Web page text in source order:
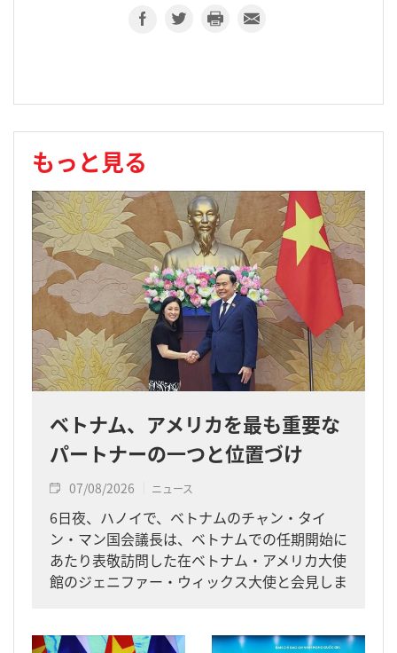
もっと見る
ベトナム、アメリカを最も重要な
パートナーの一つと位置づけ
07/08/2026 ニュース
6日夜、ハノイで、ベトナムのチャン・タイ
ン・マン国会議長は、ベトナムでの任期開始に
あたり表敬訪問した在ベトナム・アメリカ大使
館のジェニファー・ウィックス大使と会見しま